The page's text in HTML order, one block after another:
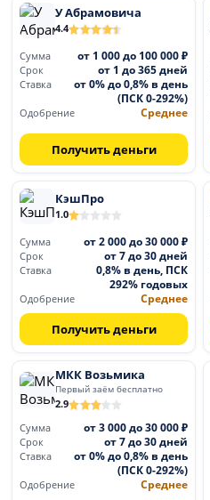
У Абрамовича
4.4
Сумма от 1 000 до 100 000 ₽
Срок от 1 до 365 дней
Ставка
от 0% до 0,8% в день
(ПСК 0-292%)
Одобрение Среднее
Получить деньги
КэшПро
1.0
Сумма от 2 000 до 30 000 ₽
Срок от 7 до 30 дней
Ставка
0,8% в день, ПСК
292% годовых
Одобрение Среднее
Получить деньги
МКК Возьмика
Первый заём бесплатно
2.9
Сумма
от 3 000 до 30 000 ₽
Срок от 7 до 30 дней
Ставка
от 0% до 0,8% в день
(ПСК 0-292%)
Одобрение Среднее